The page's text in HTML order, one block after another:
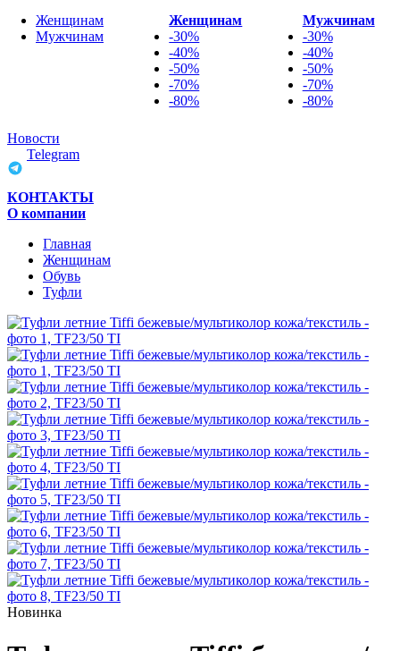
Женщинам
Мужчинам
Женщинам
-30%
-40%
-50%
-70%
-80%
Мужчинам
-30%
-40%
-50%
-70%
-80%
Новости
Telegram
КОНТАКТЫ
О компании
Главная
Женщинам
Обувь
Туфли
Новинка